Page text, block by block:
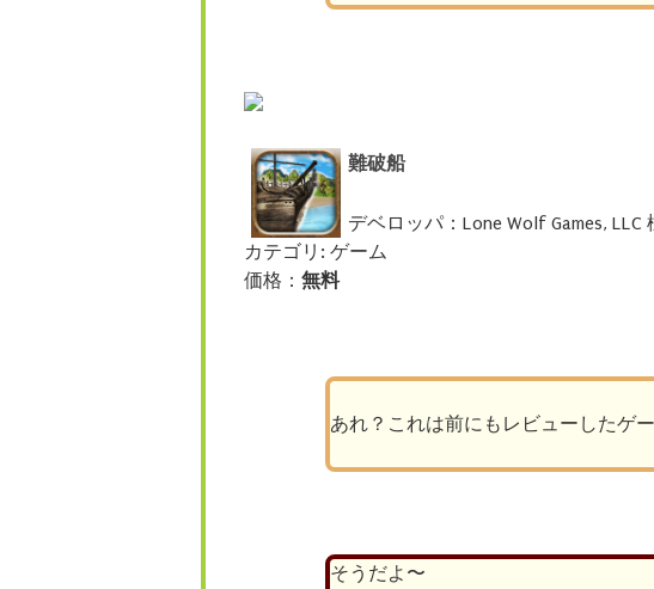
難破船
デベロッパ：Lone Wolf Games, LLC
カテゴリ: ゲーム
価格： 無料
あれ？これは前にもレビューしたゲ
そうだよ〜